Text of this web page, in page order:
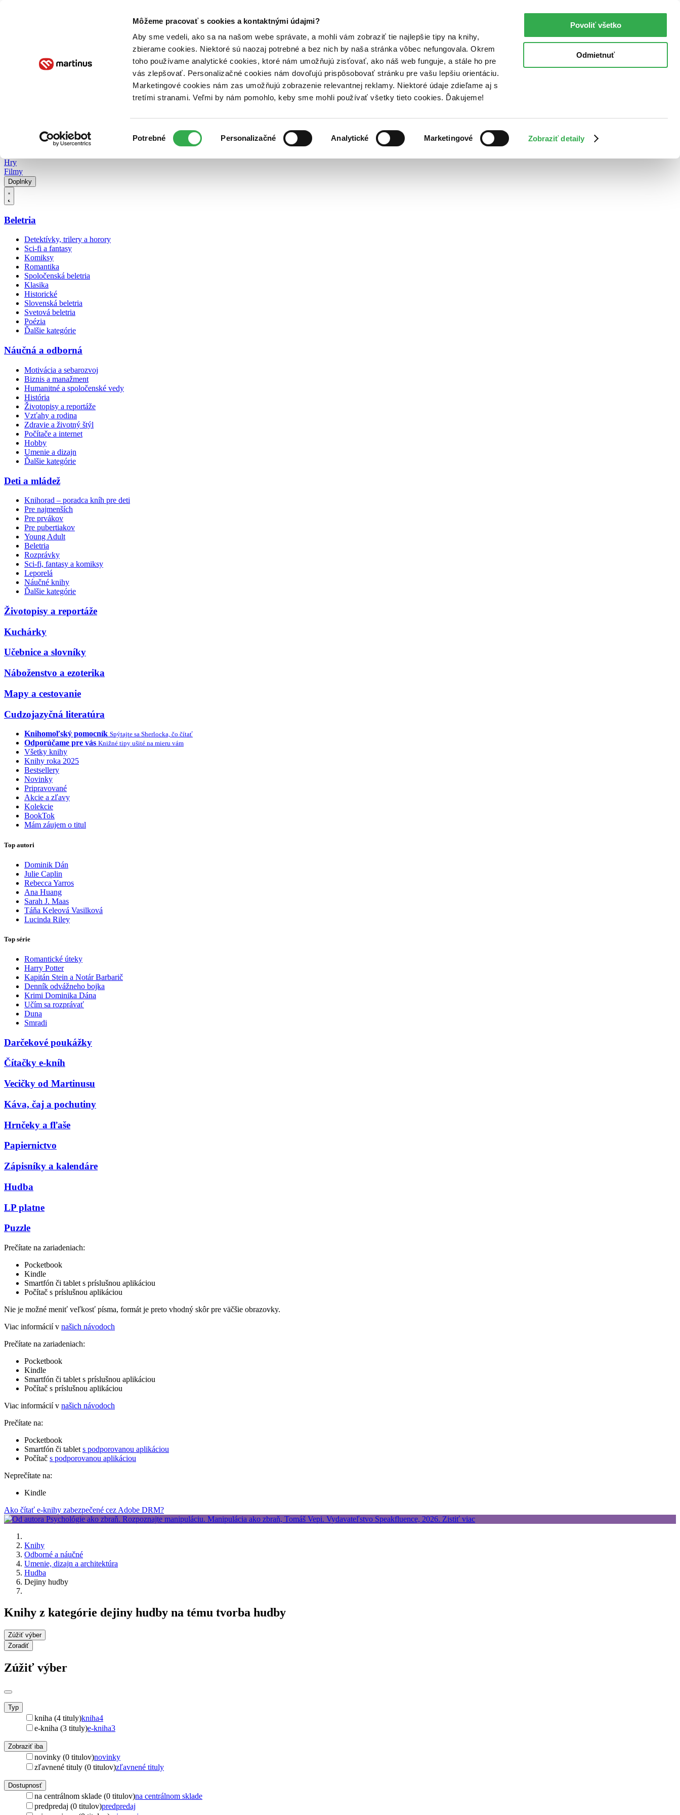
Môžeme pracovať s cookies a kontaktnými údajmi?
Aby sme vedeli, ako sa na našom webe správate, a mohli vám zobraziť tie najlepšie tipy na knihy,
zbierame cookies. Niektoré sú naozaj potrebné a bez nich by naša stránka vôbec nefungovala. Okrem
toho používame analytické cookies, ktoré nám umožňujú zisťovať, ako náš web funguje, a stále ho pre
vás zlepšovať. Personalizačné cookies nám dovoľujú prispôsobovať stránku pre vašu lepšiu orientáciu.
Marketingové cookies nám zas umožňujú zobrazenie relevantnej reklamy. Niektoré údaje zdieľame aj s
tretími stranami. Veľmi by nám pomohlo, keby sme mohli používať všetky tieto cookies. Ďakujeme!
súhlasu
Potrebné Personalizačné Analytické Marketingové Zobraziť detaily
Povoliť všetko
Odmietnuť
Poukážky Kontakt
Hry
Filmy
Doplnky
Beletria
Detektívky, trilery a horory
Sci-fi a fantasy
Komiksy
Romantika
Spoločenská beletria
Klasika
Historické
Slovenská beletria
Svetová beletria
Poézia
Ďalšie kategórie
Náučná a odborná
Motivácia a sebarozvoj
Biznis a manažment
Humanitné a spoločenské vedy
História
Životopisy a reportáže
Vzťahy a rodina
Zdravie a životný štýl
Počítače a internet
Hobby
Umenie a dizajn
Ďalšie kategórie
Deti a mládež
Knihorad – poradca kníh pre deti
Pre najmenších
Pre prvákov
Pre pubertiakov
Young Adult
Beletria
Rozprávky
Sci-fi, fantasy a komiksy
Leporelá
Náučné knihy
Ďalšie kategórie
Životopisy a reportáže
Kuchárky
Učebnice a slovníky
Náboženstvo a ezoterika
Mapy a cestovanie
Cudzojazyčná literatúra
Knihomoľský pomocník Spýtajte sa Sherlocka, čo čítať
Odporúčame pre vás Knižné tipy ušité na mieru vám
Všetky knihy
Knihy roka 2025
Bestsellery
Novinky
Pripravované
Akcie a zľavy
Kolekcie
BookTok
Mám záujem o titul
Top autori
Dominik Dán
Julie Caplin
Rebecca Yarros
Ana Huang
Sarah J. Maas
Táňa Keleová Vasilková
Lucinda Riley
Top série
Romantické úteky
Harry Potter
Kapitán Stein a Notár Barbarič
Denník odvážneho bojka
Krimi Dominika Dána
Učím sa rozprávať
Duna
Smradi
Darčekové poukážky
Čítačky e-kníh
Vecičky od Martinusu
Káva, čaj a pochutiny
Hrnčeky a fľaše
Papiernictvo
Zápisníky a kalendáre
Hudba
LP platne
Puzzle
Prečítate na zariadeniach:
Pocketbook
Kindle
Smartfón či tablet s príslušnou aplikáciou
Počítač s príslušnou aplikáciou
Nie je možné meniť veľkosť písma, formát je preto vhodný skôr pre väčšie obrazovky.
Viac informácií v našich návodoch
Prečítate na zariadeniach:
Pocketbook
Kindle
Smartfón či tablet s príslušnou aplikáciou
Počítač s príslušnou aplikáciou
Viac informácií v našich návodoch
Prečítate na:
Pocketbook
Smartfón či tablet s podporovanou aplikáciou
Počítač s podporovanou aplikáciou
Neprečítate na:
Kindle
Ako čítať e-knihy zabezpečené cez Adobe DRM?
Knihy
Odborné a náučné
Umenie, dizajn a architektúra
Hudba
Dejiny hudby
Knihy z kategórie dejiny hudby na tému tvorba hudby
Zúžiť výber
Zoradiť
Zúžiť výber
Typ
kniha (4 tituly)kniha4
e-kniha (3 tituly)e-kniha3
Zobraziť iba
novinky (0 titulov)novinky
zľavnené tituly (0 titulov)zľavnené tituly
Dostupnosť
na centrálnom sklade (0 titulov)na centrálnom sklade
predpredaj (0 titulov)predpredaj